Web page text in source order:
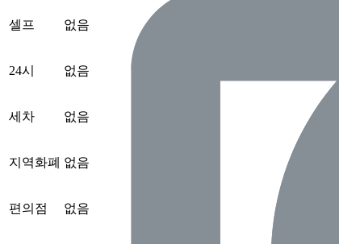
셀프 없음
24시 없음
세차 없음
지역화폐 없음
편의점 없음